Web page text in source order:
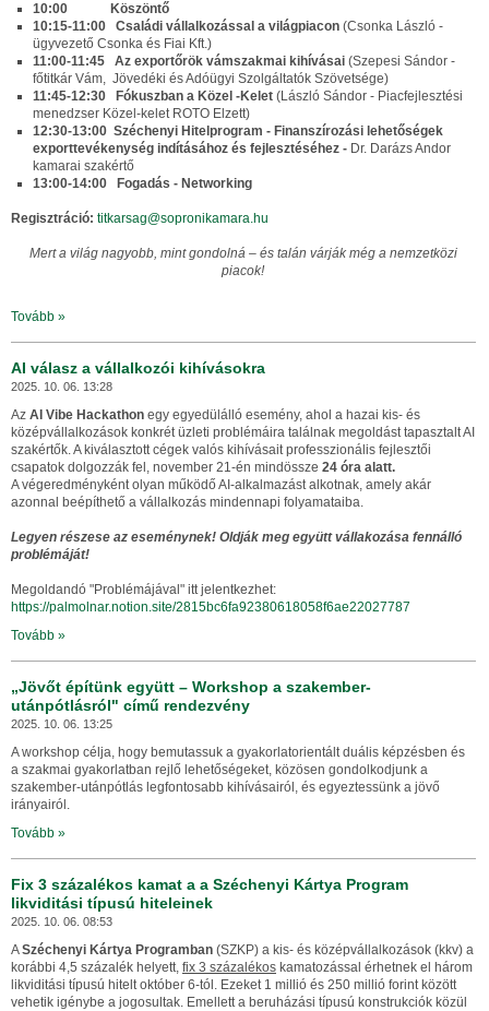
10:00 Köszöntő
10:15-11:00 Családi vállalkozással a világpiacon (Csonka László -
ügyvezető Csonka és Fiai Kft.)
11:00-11:45 Az exportőrök vámszakmai kihívásai (Szepesi Sándor -
főtitkár Vám, Jövedéki és Adóügyi Szolgáltatók Szövetsége)
11:45-12:30 Fókuszban a Közel -Kelet (László Sándor - Piacfejlesztési
menedzser Közel-kelet ROTO Elzett)
12:30-13:00 Széchenyi Hitelprogram - Finanszírozási lehetőségek
exporttevékenység indításához és fejlesztéséhez - Dr. Darázs Andor
kamarai szakértő
13:00-14:00 Fogadás - Networking
Regisztráció: titkarsag@sopronikamara.hu
Mert a világ nagyobb, mint gondolná – és talán várják még a nemzetközi
piacok!
Tovább »
AI válasz a vállalkozói kihívásokra
2025. 10. 06. 13:28
Az AI Vibe Hackathon egy egyedülálló esemény, ahol a hazai kis- és
középvállalkozások konkrét üzleti problémáira találnak megoldást tapasztalt AI
szakértők. A kiválasztott cégek valós kihívásait professzionális fejlesztői
csapatok dolgozzák fel, november 21-én mindössze 24 óra alatt.
A végeredményként olyan működő AI-alkalmazást alkotnak, amely akár
azonnal beépíthető a vállalkozás mindennapi folyamataiba.
Legyen részese az eseménynek! Oldják meg együtt vállakozása fennálló
problémáját!
Megoldandó "Problémájával" itt jelentkezhet:
https://palmolnar.notion.site/2815bc6fa92380618058f6ae22027787
Tovább »
„Jövőt építünk együtt – Workshop a szakember-
utánpótlásról" című rendezvény
2025. 10. 06. 13:25
A workshop célja, hogy bemutassuk a gyakorlatorientált duális képzésben és
a szakmai gyakorlatban rejlő lehetőségeket, közösen gondolkodjunk a
szakember-utánpótlás legfontosabb kihívásairól, és egyeztessünk a jövő
irányairól.
Tovább »
Fix 3 százalékos kamat a a Széchenyi Kártya Program
likviditási típusú hiteleinek
2025. 10. 06. 08:53
ASzéchenyi Kártya Programban (SZKP) a kis- és középvállalkozások (kkv) a
korábbi 4,5 százalék helyett, fix 3 százalékos kamatozással érhetnek el három
likviditási típusú hitelt október 6-tól. Ezeket 1 millió és 250 millió forint között
vehetik igénybe a jogosultak. Emellett a beruházási típusú konstrukciók közül